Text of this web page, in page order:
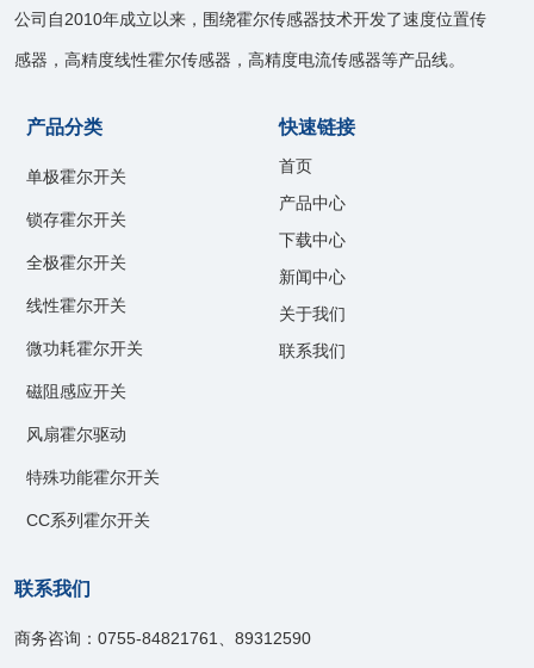
公司自2010年成立以来，围绕霍尔传感器技术开发了速度位置传
感器，高精度线性霍尔传感器，高精度电流传感器等产品线。
产品分类
单极霍尔开关
锁存霍尔开关
全极霍尔开关
线性霍尔开关
微功耗霍尔开关
磁阻感应开关
风扇霍尔驱动
特殊功能霍尔开关
CC系列霍尔开关
快速链接
首页
产品中心
下载中心
新闻中心
关于我们
联系我们
联系我们
商务咨询：0755-84821761、89312590